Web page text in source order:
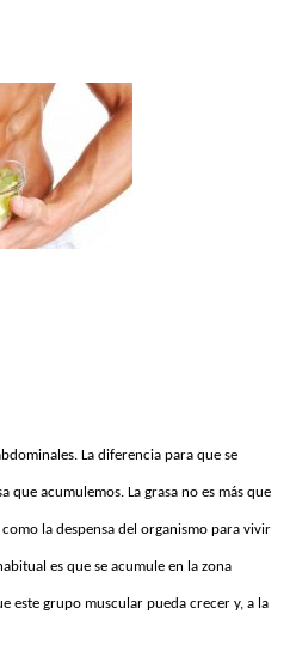
La diferencia para que se
que acumulemos. La grasa no es más que
la despensa del organismo para vivir
es que se acumule en la zona
este grupo muscular pueda crecer y, a la